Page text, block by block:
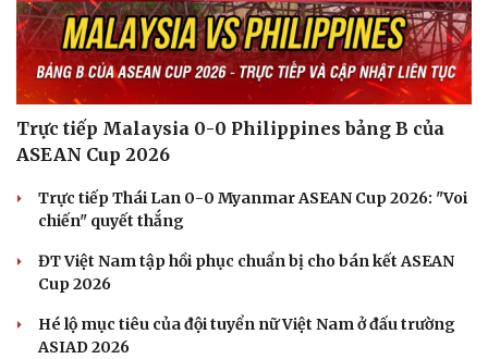
Trực tiếp Malaysia 0-0 Philippines bảng B của
ASEAN Cup 2026
Trực tiếp Thái Lan 0-0 Myanmar ASEAN Cup 2026: "Voi
chiến" quyết thắng
ĐT Việt Nam tập hồi phục chuẩn bị cho bán kết ASEAN
Cup 2026
Hé lộ mục tiêu của đội tuyển nữ Việt Nam ở đấu trường
ASIAD 2026